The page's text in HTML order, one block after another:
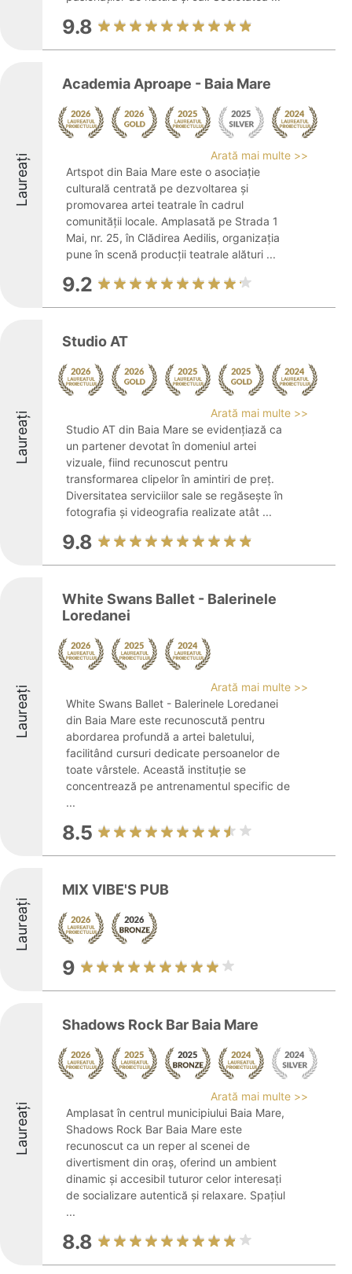
9.8
Laureați
Academia Aproape - Baia Mare
Arată mai multe >>
Artspot din Baia Mare este o asociație
culturală centrată pe dezvoltarea și
promovarea artei teatrale în cadrul
comunității locale. Amplasată pe Strada 1
Mai, nr. 25, în Clădirea Aedilis, organizația
pune în scenă producții teatrale alături ...
9.2
Laureați
Studio AT
Arată mai multe >>
Studio AT din Baia Mare se evidențiază ca
un partener devotat în domeniul artei
vizuale, fiind recunoscut pentru
transformarea clipelor în amintiri de preț.
Diversitatea serviciilor sale se regăsește în
fotografia și videografia realizate atât ...
9.8
Laureați
White Swans Ballet - Balerinele
Loredanei
Arată mai multe >>
White Swans Ballet - Balerinele Loredanei
din Baia Mare este recunoscută pentru
abordarea profundă a artei baletului,
facilitând cursuri dedicate persoanelor de
toate vârstele. Această instituție se
concentrează pe antrenamentul specific de
...
8.5
Laureați
MIX VIBE'S PUB
9
Laureați
Shadows Rock Bar Baia Mare
Arată mai multe >>
Amplasat în centrul municipiului Baia Mare,
Shadows Rock Bar Baia Mare este
recunoscut ca un reper al scenei de
divertisment din oraș, oferind un ambient
dinamic și accesibil tuturor celor interesați
de socializare autentică și relaxare. Spațiul
...
8.8